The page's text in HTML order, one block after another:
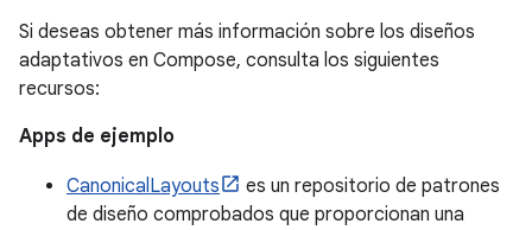
Si deseas obtener más información sobre los diseños
adaptativos en Compose, consulta los siguientes
recursos:
Apps de ejemplo
CanonicalLayouts
es un repositorio de patrones
de diseño comprobados que proporcionan una